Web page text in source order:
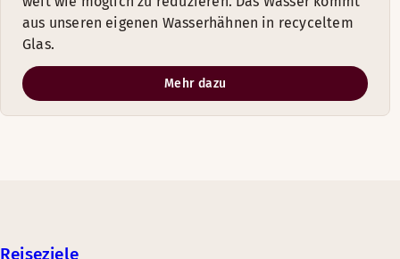
aus unseren eigenen Wasserhähnen in recyceltem
Glas.
Mehr dazu
Reiseziele